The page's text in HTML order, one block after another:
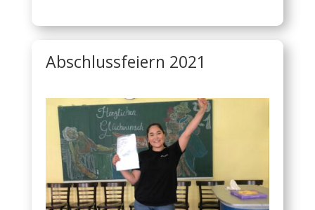
Abschlussfeiern 2021